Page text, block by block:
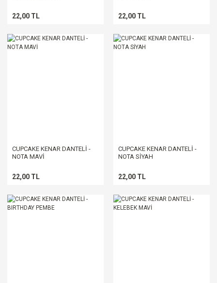
22,00 TL 22,00 TL
CUPCAKE KENAR DANTELİ -
NOTA MAVİ
22,00 TL
CUPCAKE KENAR DANTELİ -
NOTA SİYAH
22,00 TL